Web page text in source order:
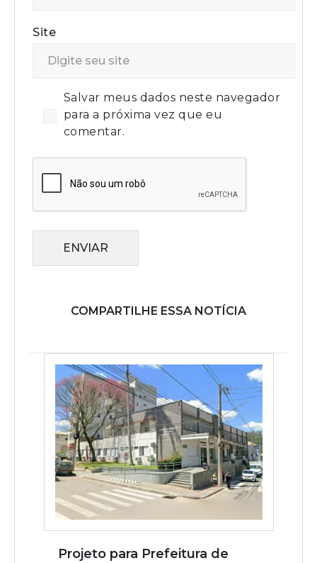
Site
Salvar meus dados neste navegador
para a próxima vez que eu
comentar.
ENVIAR
COMPARTILHE ESSA NOTÍCIA
Projeto para Prefeitura de